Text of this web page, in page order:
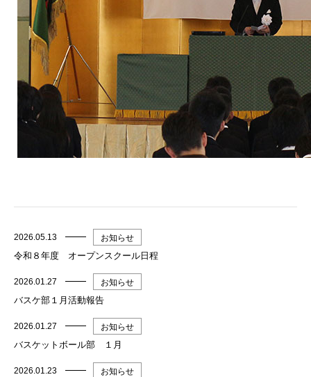
2026.05.13 お知らせ
令和８年度 オープンスクール日程
2026.01.27 お知らせ
バスケ部１月活動報告
2026.01.27 お知らせ
バスケットボール部 １月
2026.01.23 お知らせ